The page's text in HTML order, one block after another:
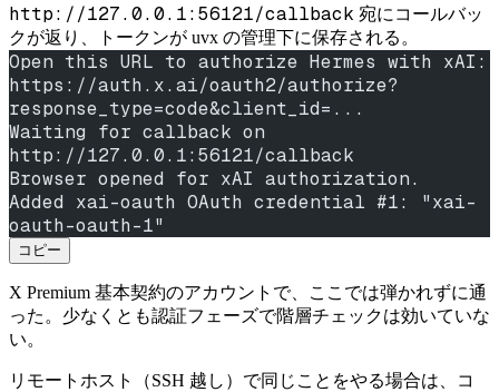
http://127.0.0.1:56121/callback 宛にコールバッ
クが返り、トークンが uvx の管理下に保存される。
Open this URL to authorize Hermes with xAI:
https://auth.x.ai/oauth2/authorize?
response_type=code&client_id=...
Waiting for callback on
http://127.0.0.1:56121/callback
Browser opened for xAI authorization.
Added xai-oauth OAuth credential #1: "xai-
oauth-oauth-1"
コピー
X Premium 基本契約のアカウントで、ここでは弾かれずに通
った。少なくとも認証フェーズで階層チェックは効いていな
い。
リモートホスト（SSH 越し）で同じことをやる場合は、コ